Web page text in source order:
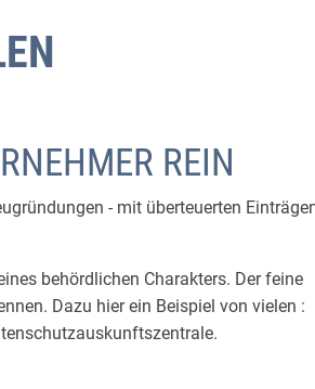
REIN
- mit überteuerten
behördlichen Charakters. Der feine
Dazu hier ein Beispiel von vielen :